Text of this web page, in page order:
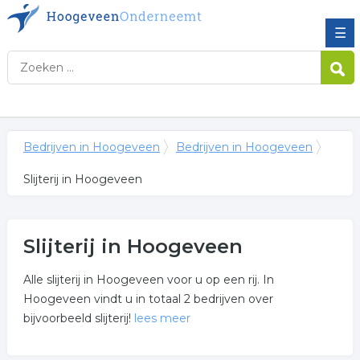
☰
Bedrijven in Hoogeveen Bedrijven in Hoogeveen
Slijterij in Hoogeveen
Slijterij in Hoogeveen
Alle slijterij in Hoogeveen voor u op een rij. In
Hoogeveen vindt u in totaal 2 bedrijven over
bijvoorbeeld slijterij! lees meer